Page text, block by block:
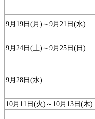
9月19日(月)～9月21日(水)
9月24日(土)～9月25日(日)
9月28日(水)
10月11日(火)～10月13日(木)